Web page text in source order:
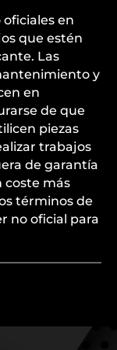
en
que estén
Las
y
en
de que
piezas
trabajos
de garantía
coste más
términos de
no oficial para